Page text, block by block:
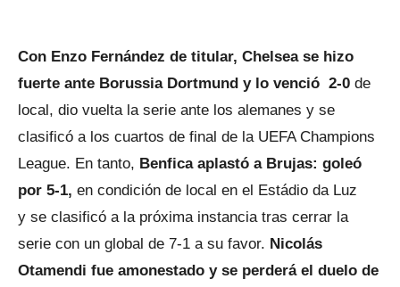
Con Enzo Fernández de titular, Chelsea se hizo
fuerte ante Borussia Dortmund y lo venció 2-0 de
local, dio vuelta la serie ante los alemanes y se
clasificó a los cuartos de final de la UEFA Champions
League. En tanto, Benfica aplastó a Brujas: goleó
por 5-1, en condición de local en el Estádio da Luz
y se clasificó a la próxima instancia tras cerrar la
serie con un global de 7-1 a su favor. Nicolás
Otamendi fue amonestado y se perderá el duelo de